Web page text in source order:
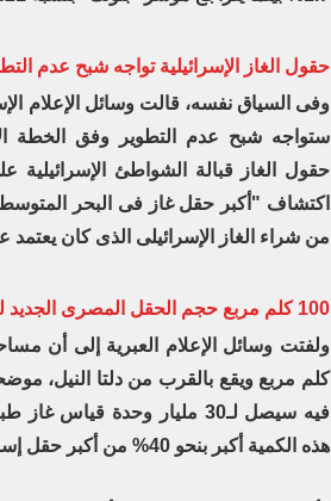
حقول الغاز الإسرائيلية تواجه شبح عدم
وفى السياق نفسه، قالت وسائل الإعلام
ستواجه شبح عدم التطوير وفق الخطة
حقول الغاز قبالة الشواطئ الإسرائيلية
اكتشاف "أكبر حقل غاز فى البحر
من شراء الغاز الإسرائيلى الذى كان يعتمد
100 كلم مربع حجم الحقل المصرى الجديد للغاز
كلم مربع ويقع بالقرب من دلتا النيل،
هذه الكمية أكبر بنحو 40% من أكبر حقل إسرائيلى، وهو حقل "ليفيتان".